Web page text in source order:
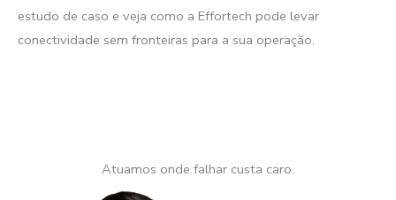
estudo de caso e veja como a Effortech pode levar
conectividade sem fronteiras para a sua operação.
Atuamos onde falhar custa caro.